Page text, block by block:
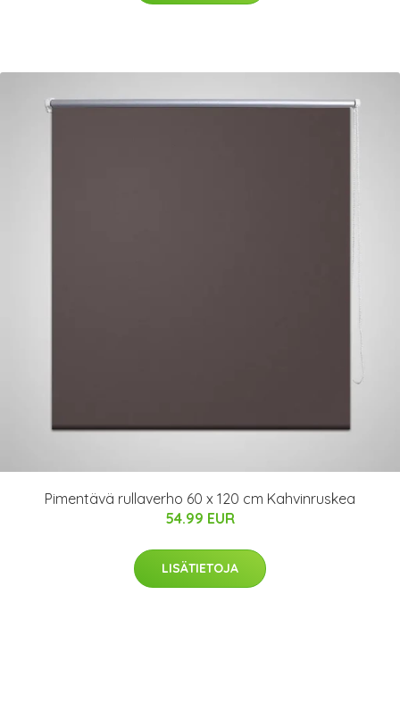
Pimentävä rullaverho 60 x 120 cm Kahvinruskea
54.99 EUR
LISÄTIETOJA